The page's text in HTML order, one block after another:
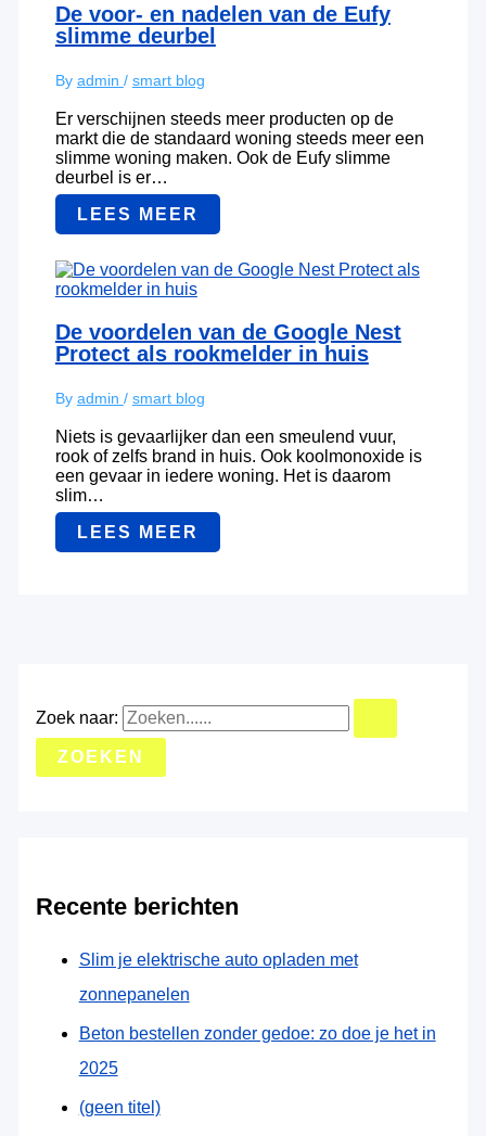
De voor- en nadelen van de Eufy
slimme deurbel
By admin / smart blog
Er verschijnen steeds meer producten op de
markt die de standaard woning steeds meer een
slimme woning maken. Ook de Eufy slimme
deurbel is er…
LEES MEER
De voordelen van de Google Nest
Protect als rookmelder in huis
By admin / smart blog
Niets is gevaarlijker dan een smeulend vuur,
rook of zelfs brand in huis. Ook koolmonoxide is
een gevaar in iedere woning. Het is daarom
slim…
LEES MEER
Zoek naar:
Recente berichten
Slim je elektrische auto opladen met
zonnepanelen
Beton bestellen zonder gedoe: zo doe je het in
2025
(geen titel)